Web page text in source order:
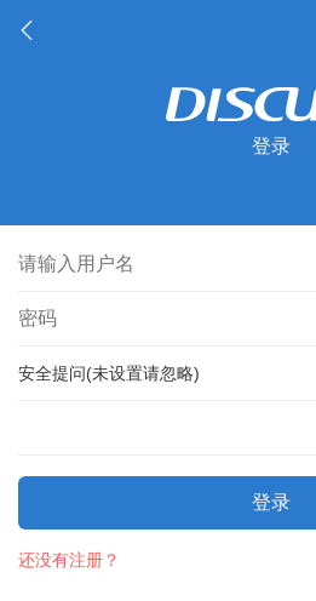
登录
安全提问(未设置请忽略)
登录
还没有注册？